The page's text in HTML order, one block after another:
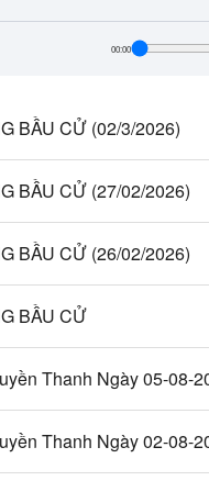
00:00
BẦU CỬ (02/3/2026)
BẦU CỬ (27/02/2026)
BẦU CỬ (26/02/2026)
BẦU CỬ
Thanh Ngày 05-08-
Thanh Ngày 02-08-